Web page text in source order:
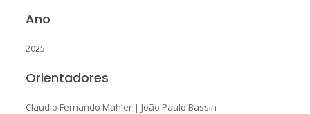
Ano
2025
Orientadores
Claudio Fernando Mahler| João Paulo Bassin